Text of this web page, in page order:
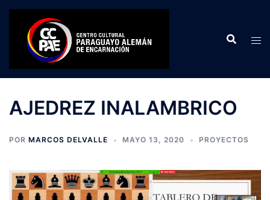
Saltar
contenido
AJEDREZ INALAMBRICO
POR MARCOS DELVALLE MAYO 13, 2020 PROYECTOS